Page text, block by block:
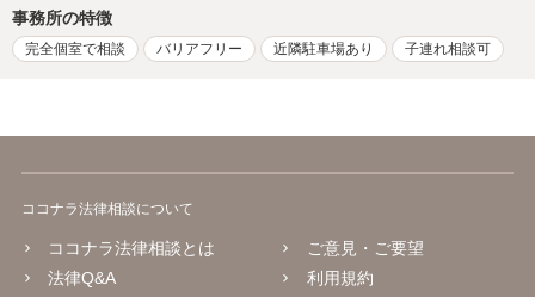
事務所の特徴
完全個室で相談 バリアフリー 近隣駐車場あり 子連れ相談可
ココナラ法律相談について
ココナラ法律相談とは
法律Q&A
ご意見・ご要望
利用規約